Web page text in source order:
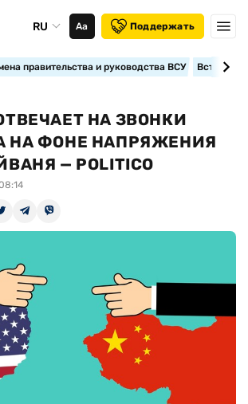
RU Аа Поддержать
правительства и руководства ВСУ
НА ЗВОНКИ
НА ФОНЕ НАПРЯЖЕНИЯ
— POLITICO